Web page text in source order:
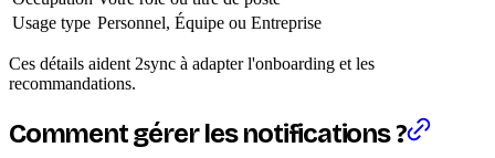
Usage type Personnel, Équipe ou Entreprise
Ces détails aident 2sync à adapter l'onboarding et les
recommandations.
Comment gérer les notifications ?